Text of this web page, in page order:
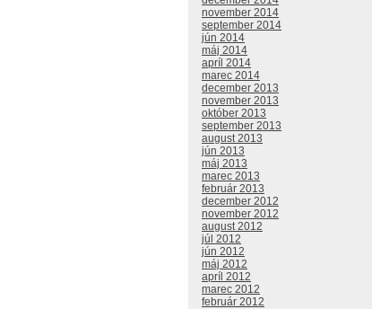
november 2014
september 2014
jún 2014
máj 2014
apríl 2014
marec 2014
december 2013
november 2013
október 2013
september 2013
august 2013
jún 2013
máj 2013
marec 2013
február 2013
december 2012
november 2012
august 2012
júl 2012
jún 2012
máj 2012
apríl 2012
marec 2012
február 2012